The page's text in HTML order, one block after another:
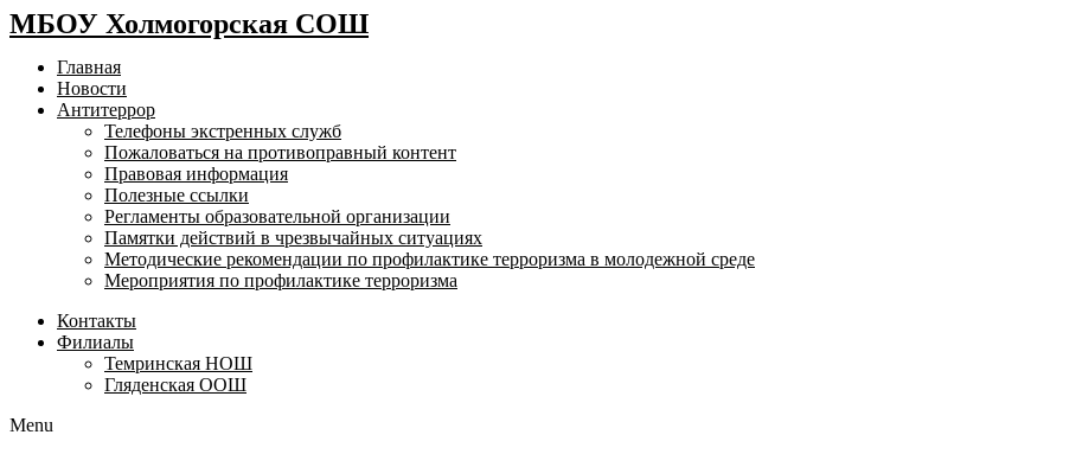
МБОУ Холмогорская СОШ
Главная
Новости
Антитеррор
Телефоны экстренных служб
Пожаловаться на противоправный контент
Правовая информация
Полезные ссылки
Регламенты образовательной организации
Памятки действий в чрезвычайных ситуациях
Методические рекомендации по профилактике терроризма в молодежной среде
Мероприятия по профилактике терроризма
Контакты
Филиалы
Темринская НОШ
Гляденская ООШ
Menu